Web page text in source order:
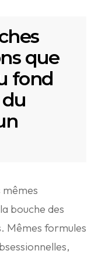
que
fond
bouche des
Mêmes formules